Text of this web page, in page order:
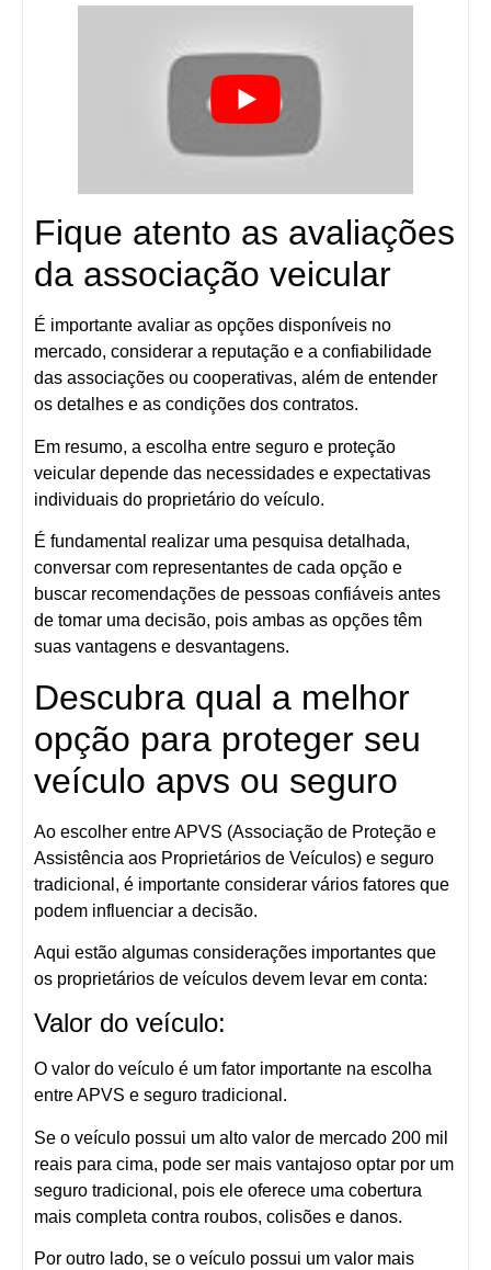
Fique atento as avaliações
da associação veicular
É importante avaliar as opções disponíveis no
mercado, considerar a reputação e a confiabilidade
das associações ou cooperativas, além de entender
os detalhes e as condições dos contratos.
Em resumo, a escolha entre seguro e proteção
veicular depende das necessidades e expectativas
individuais do proprietário do veículo.
É fundamental realizar uma pesquisa detalhada,
conversar com representantes de cada opção e
buscar recomendações de pessoas confiáveis antes
de tomar uma decisão, pois ambas as opções têm
suas vantagens e desvantagens.
Descubra qual a melhor
opção para proteger seu
veículo apvs ou seguro
Ao escolher entre APVS (Associação de Proteção e
Assistência aos Proprietários de Veículos) e seguro
tradicional, é importante considerar vários fatores que
podem influenciar a decisão.
Aqui estão algumas considerações importantes que
os proprietários de veículos devem levar em conta:
Valor do veículo:
O valor do veículo é um fator importante na escolha
entre APVS e seguro tradicional.
Se o veículo possui um alto valor de mercado 200 mil
reais para cima, pode ser mais vantajoso optar por um
seguro tradicional, pois ele oferece uma cobertura
mais completa contra roubos, colisões e danos.
Por outro lado, se o veículo possui um valor mais